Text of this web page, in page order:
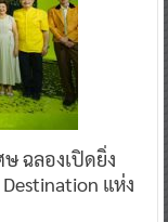
ฉลองเปิดยิ่ง
แห่ง